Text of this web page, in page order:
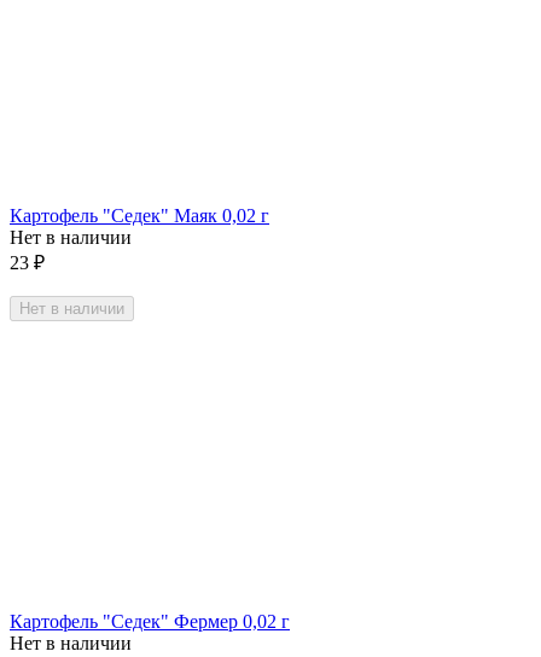
Картофель "Седек" Маяк 0,02 г
Нет в наличии
23 ₽
Нет в наличии
Картофель "Седек" Фермер 0,02 г
Нет в наличии